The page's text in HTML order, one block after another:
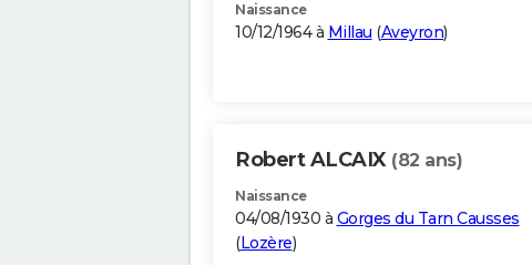
Naissance
10/12/1964 à Millau (Aveyron)
Robert ALCAIX (82 ans)
Naissance
04/08/1930 à Gorges du Tarn Causses
(Lozère)